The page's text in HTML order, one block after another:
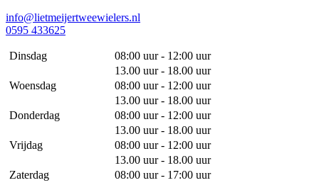
info@lietmeijertweewielers.nl
0595 433625
Dinsdag
08:00 uur - 12:00 uur
13.00 uur - 18.00 uur
Woensdag
08:00 uur - 12:00 uur
13.00 uur - 18.00 uur
Donderdag
08:00 uur - 12:00 uur
13.00 uur - 18.00 uur
Vrijdag
08:00 uur - 12:00 uur
13.00 uur - 18.00 uur
Zaterdag
08:00 uur - 17:00 uur